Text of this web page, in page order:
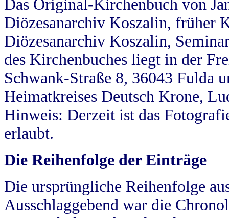
Das Original-Kirchenbuch von
Diözesanarchiv Koszalin, früher
Diözesanarchiv Koszalin,
des Kirchenbuches liegt in der
Schwank-Straße 8, 36043 Fulda
Heimatkreises Deutsch Krone,
Hinweis: Derzeit ist das
erlaubt.
Die Reihenfolge der Einträge
Die ursprüngliche Reihenfolge
Ausschlaggebend war die